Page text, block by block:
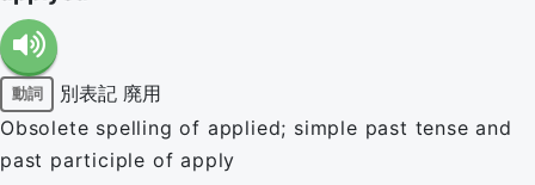
動詞 別表記 廃用
Obsolete spelling of applied; simple past tense and
past participle of apply